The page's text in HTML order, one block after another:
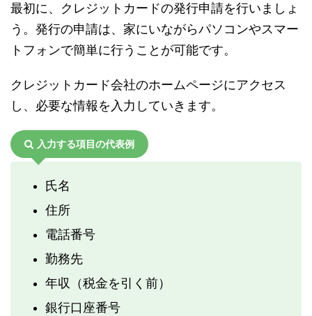
最初に、クレジットカードの発行申請を行いましょ
う。発行の申請は、家にいながらパソコンやスマー
トフォンで簡単に行うことが可能です。
クレジットカード会社のホームページにアクセス
し、必要な情報を入力していきます。
入力する項目の代表例
氏名
住所
電話番号
勤務先
年収（税金を引く前）
銀行口座番号